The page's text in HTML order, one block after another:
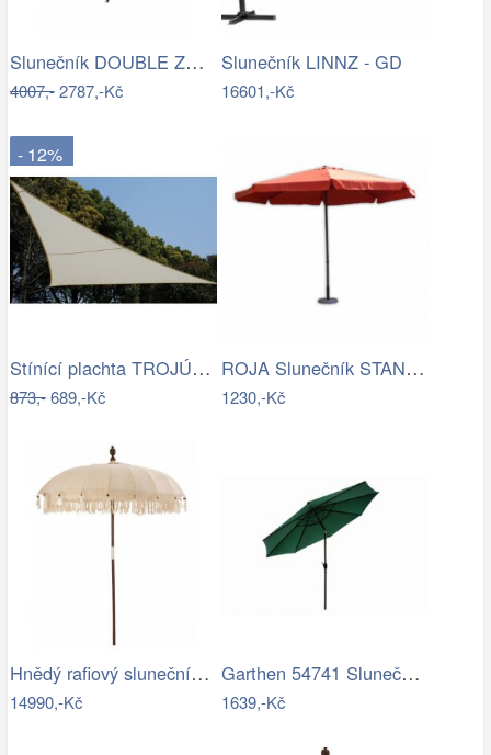
Slunečník DOUBLE ZWU-307 ROJAPLAST
4007,-2787,-Kč
Slunečník LINNZ - GD
16601,-Kč
- 12%
Stínící plachta TROJÚHELNÍK Rojaplast
873,-689,-Kč
ROJA Slunečník STANDART 3m - terracota
1230,-Kč
Hnědý rafiový slunečník s třásněmi…
14990,-Kč
Garthen 54741 Slunečník ø 290 cm -…
1639,-Kč